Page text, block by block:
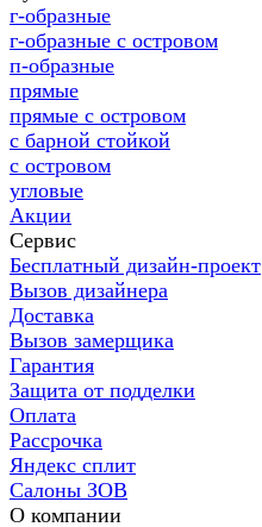
г-образные
г-образные с островом
п-образные
прямые
прямые с островом
с барной стойкой
с островом
угловые
Акции
Сервис
Бесплатный дизайн-проект
Вызов дизайнера
Доставка
Вызов замерщика
Гарантия
Защита от подделки
Оплата
Рассрочка
Яндекс сплит
Салоны ЗОВ
О компании